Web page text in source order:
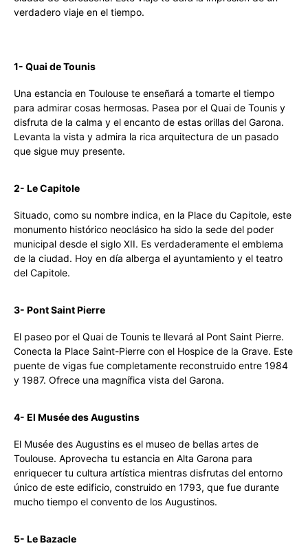
verdadero viaje en el tiempo.
1- Quai de Tounis
Una estancia en Toulouse te enseñará a tomarte el tiempo
para admirar cosas hermosas. Pasea por el Quai de Tounis y
disfruta de la calma y el encanto de estas orillas del Garona.
Levanta la vista y admira la rica arquitectura de un pasado
que sigue muy presente.
2- Le Capitole
Situado, como su nombre indica, en la Place du Capitole, este
monumento histórico neoclásico ha sido la sede del poder
municipal desde el siglo XII. Es verdaderamente el emblema
de la ciudad. Hoy en día alberga el ayuntamiento y el teatro
del Capitole.
3- Pont Saint Pierre
El paseo por el Quai de Tounis te llevará al Pont Saint Pierre.
Conecta la Place Saint-Pierre con el Hospice de la Grave. Este
puente de vigas fue completamente reconstruido entre 1984
y 1987. Ofrece una magnífica vista del Garona.
4- El Musée des Augustins
El Musée des Augustins es el museo de bellas artes de
Toulouse. Aprovecha tu estancia en Alta Garona para
enriquecer tu cultura artística mientras disfrutas del entorno
único de este edificio, construido en 1793, que fue durante
mucho tiempo el convento de los Augustinos.
5- Le Bazacle